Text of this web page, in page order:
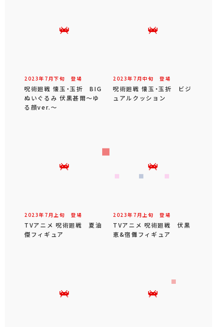
2023年 7 月下旬 登場
呪術廻戦 懐玉・玉折 BIG
ぬいぐるみ 伏黒甚爾～ゆ
る顔ver.～
2023年 7 月中旬 登場
呪術廻戦 懐玉・玉折 ビジ
ュアルクッション
2023年 7 月 上旬 登場
TVアニメ 呪術廻戦 夏油
傑フィギュア
2023年 7 月 上旬 登場
TVアニメ 呪術廻戦 伏黒
恵&宿儺フィギュア